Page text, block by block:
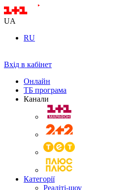
UA
RU
Вхід в кабінет
Онлайн
ТБ програма
Канали
Категорії
Реаліті-шоу